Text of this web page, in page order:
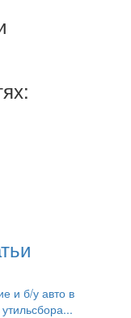
и б/у авто в